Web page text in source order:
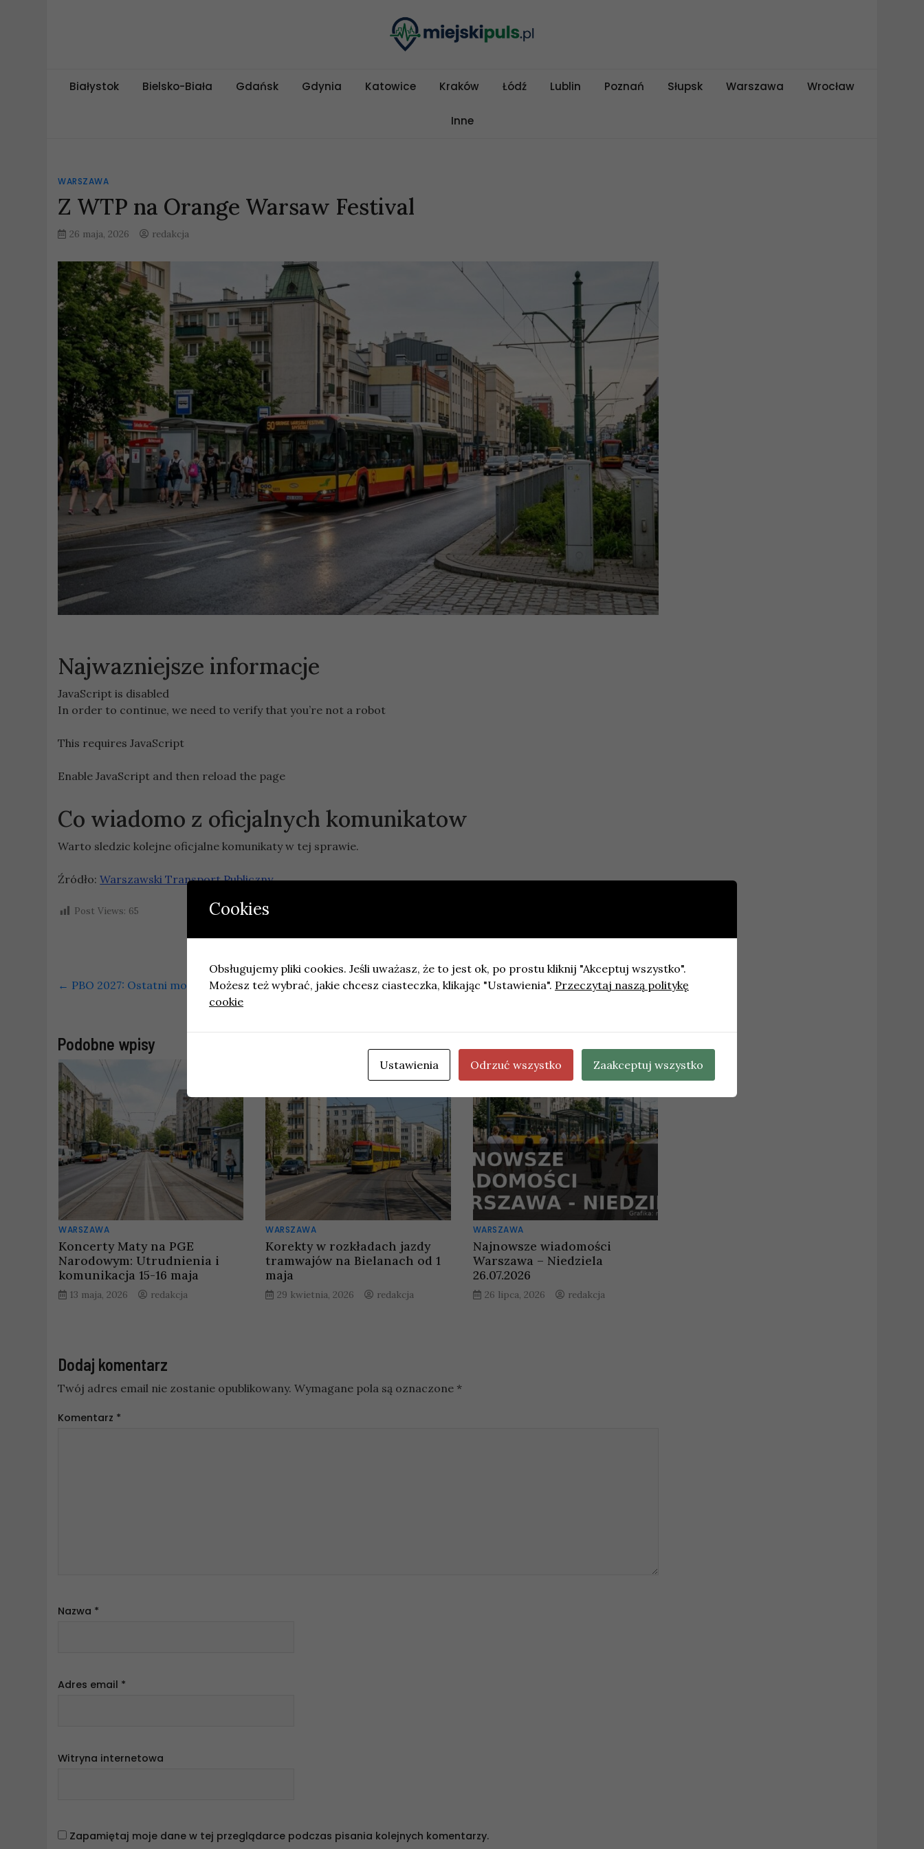
miejskipuls.pl
Białystok Bielsko-Biała Gdańsk Gdynia Katowice Kraków Łódź Lublin Poznań Słupsk Warszawa Wrocław
Inne
WARSZAWA
Z WTP na Orange Warsaw Festival
26 maja, 2026 redakcja
Najwazniejsze informacje
JavaScript is disabled
In order to continue, we need to verify that you’re not a robot
This requires JavaScript
Enable JavaScript and then reload the page
Co wiadomo z oficjalnych komunikatow
Warto sledzic kolejne oficjalne komunikaty w tej sprawie.
Źródło:Warszawski Transport Publiczny
Post Views: 65
← PBO 2027: Ostatni moment na zgłoszenie projektu Ulica Dąbska będzie rozbudowana (aktualizacja) →
Podobne wpisy
WARSZAWA
Koncerty Maty na PGE
Narodowym: Utrudnienia i
komunikacja 15-16 maja
13 maja, 2026 redakcja
WARSZAWA
Korekty w rozkładach jazdy
tramwajów na Bielanach od 1
maja
29 kwietnia, 2026 redakcja
WARSZAWA
Najnowsze wiadomości
Warszawa – Niedziela
26.07.2026
26 lipca, 2026 redakcja
Dodaj komentarz
Twój adres email nie zostanie opublikowany. Wymagane pola są oznaczone *
Komentarz *
Nazwa *
Adres email *
Witryna internetowa
Zapamiętaj moje dane w tej przeglądarce podczas pisania kolejnych komentarzy.
Cookies
Obsługujemy pliki cookies. Jeśli uważasz, że to jest ok, po prostu kliknij "Akceptuj wszystko".
Możesz też wybrać, jakie chcesz ciasteczka, klikając "Ustawienia". Przeczytaj naszą politykę
cookie
Ustawienia Odrzuć wszystko Zaakceptuj wszystko